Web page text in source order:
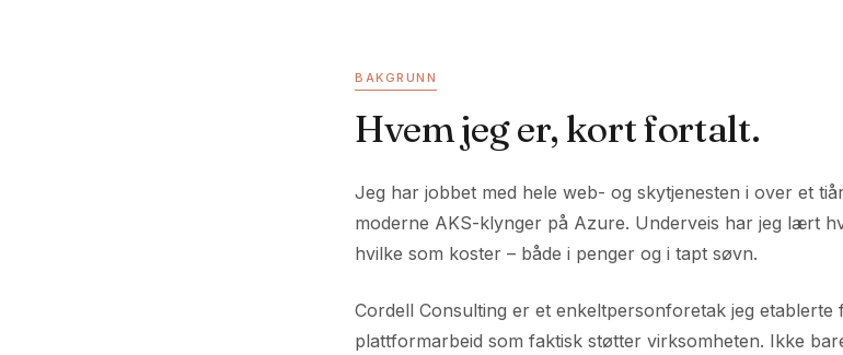
BAKGRUNN
Hvem jeg er, kort fortalt.
Jeg har jobbet med hele web- og skytjenesten i over et
moderne AKS-klynger på Azure. Underveis har jeg lært
hvilke som koster – både i penger og i tapt søvn.
Cordell Consulting er et enkeltpersonforetak jeg etablerte
plattformarbeid som faktisk støtter virksomheten. Ikke